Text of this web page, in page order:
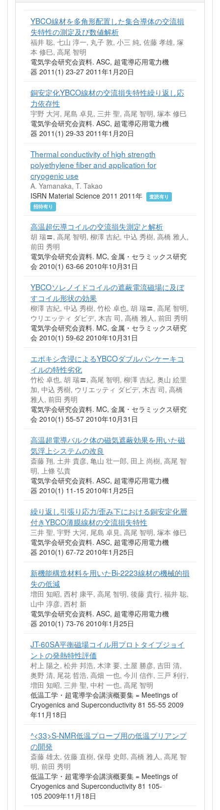
YBCO線材を多角形配置した集合導体の交流損
失特性の測定及び数値解析
福井 聡, 七山 淳一, 丸子 敦, 小三 純, 佐藤 孝雄, 塚
本 修巳, 高尾 智明
電気学会研究会資料. ASC, 超電導応用電力機
器 2011(1) 23-27 2011年1月20日
銅安定化YBCO線材の交流損失特性繰り返し応
力依存性
宇野 大河, 尾島 卓見, 三井 聖, 高尾 智明, 塚本 修巳
電気学会研究会資料. ASC, 超電導応用電力機
器 2011(1) 29-33 2011年1月20日
Thermal conductivity of high strength
polyethylene fiber and application for
cryogenic use
A. Yamanaka, T. Takao
ISRN Material Science 2011 2011年
査読有り
招待有り
高温超伝導コイルの交流損失測定と解析
胡 瑞〓, 高尾 智明, 柳澤 吉紀, 中込 秀樹, 高橋 雅人,
前田 秀明
電気学会研究会資料. MC, 金属・セラミックス研究
会 2010(1) 63-66 2010年10月31日
YBCOソレノイドコイルの遮蔽電流磁場に及ぼ
すコイル形状の効果
柳澤 吉紀, 中込 秀樹, 竹松 卓也, 胡 瑞〓, 高尾 智明,
ウリエッティ ダビデ, 木吉 司, 高橋 雅人, 前田 秀明
電気学会研究会資料. MC, 金属・セラミックス研究
会 2010(1) 59-62 2010年10月31日
エポキシ含浸によるYBCOダブルパンケーキコ
イルの特性劣化
竹松 卓也, 胡 瑞〓, 高尾 智明, 柳澤 吉紀, 奥山 絵里
加, 中込 秀樹, ウリエッティ ダビデ, 木吉 司, 高橋
雅人, 前田 秀明
電気学会研究会資料. MC, 金属・セラミックス研究
会 2010(1) 55-57 2010年10月31日
高温超電導バルク体の磁気遮蔽効果を用いた磁
気浮上システムの改良
斎藤 翔, 土井 貴彦, 亀山 壮一郎, 田上 尚樹, 高尾 智
明, 上條 弘貴
電気学会研究会資料. ASC, 超電導応用電力機
器 2010(1) 11-15 2010年1月25日
繰り返し引張り応力/歪み下における銅安定化層
付きYBCO薄膜線材の交流損失特性
三井 聖, 宇野 大河, 尾島 卓見, 高尾 智明, 塚本 修巳
電気学会研究会資料. ASC, 超電導応用電力機
器 2010(1) 67-72 2010年1月25日
新機能構造材料を用いたBi-2223線材の機械的損
失の低減
増田 知昭, 西村 康平, 高尾 智明, 後藤 貴行, 福井 聡,
山中 淳彦, 西村 新
電気学会研究会資料. ASC, 超電導応用電力機
器 2010(1) 73-76 2010年1月25日
JT-60SA平衡磁場コイル用プロトタイプジョイ
ントの発熱特性評価
村上 陽之, 松井 邦浩, 木津 要, 土屋 勝彦, 吉田 清,
奥野 清, 尾花 哲浩, 高畑 一也, 今川 信作, 三戸 利行,
増田 知昭, 三井 聖, 中村 一也, 高尾 智明
低温工学・超電導学会講演概要集 = Meetings of
Cryogenics and Superconductivity 81 55-55 2009
年11月18日
^<33>S-NMR低温プローブ用の低温プリアンプ
の開発
斎藤 雄太, 佐藤 直樹, 保母 史郎, 高橋 雅人, 高尾 智
明, 前田 秀明
低温工学・超電導学会講演概要集 = Meetings of
Cryogenics and Superconductivity 81 105-
105 2009年11月18日